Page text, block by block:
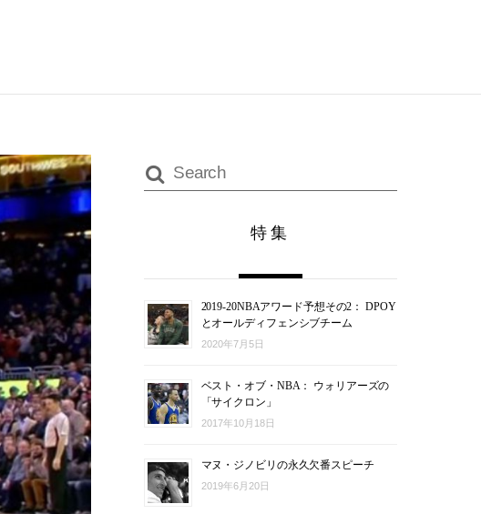
特集
2019-20NBAアワード予想その2： DPOY
とオールディフェンシブチーム
2020年7月5日
ベスト・オブ・NBA： ウォリアーズの
「サイクロン」
2017年10月18日
マヌ・ジノビリの永久欠番スピーチ
2019年6月20日